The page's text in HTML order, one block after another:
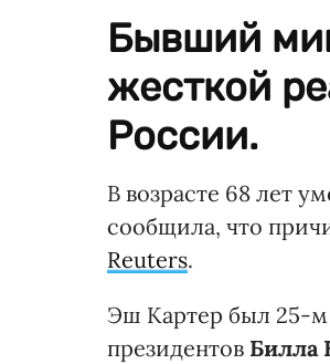
Бывший
жесткой
России.
В возрасте 68 лет
сообщила, что
Reuters.
Эш Картер был 25-
президентов Билла